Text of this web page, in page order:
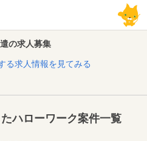
求人募集
る求人情報を見てみる
ハローワーク案件一覧